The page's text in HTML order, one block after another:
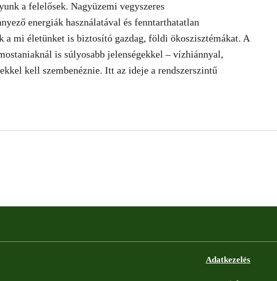
a felelősek. Nagyüzemi vegyszeres
energiák használatával és fenntarthatatlan
a mi életünket is biztosító gazdag, földi ökoszisztémákat. A
is súlyosabb jelenségekkel – vízhiánnyal,
kell szembenéznie. Itt az ideje a rendszerszintű
Adatkezelés